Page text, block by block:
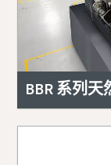
BBR 系列